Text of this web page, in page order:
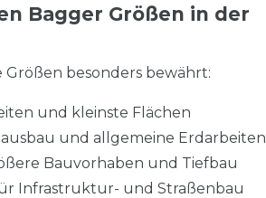
Bagger Größen in der
Größen besonders bewährt:
und kleinste Flächen
und allgemeine Erdarbeiten
Bauvorhaben und Tiefbau
Infrastruktur- und Straßenbau